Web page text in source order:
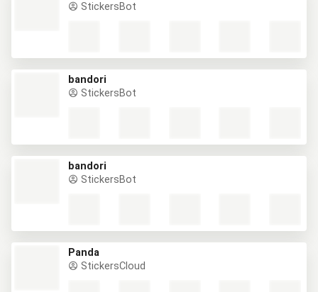
StickersBot
bandori
StickersBot
bandori
StickersBot
Panda
StickersCloud